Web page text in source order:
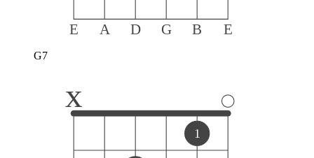
E A D G B E
G7
x
1